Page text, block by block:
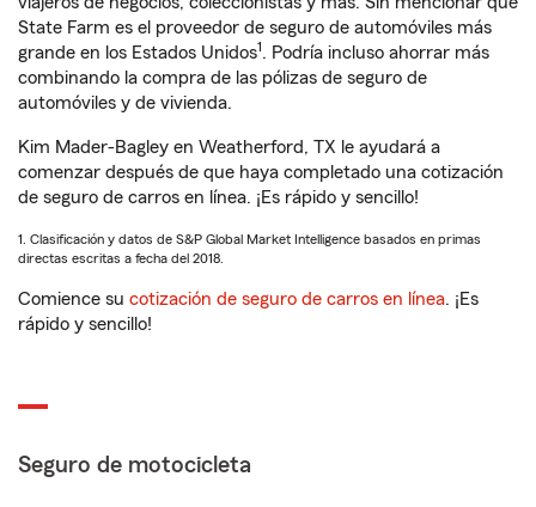
State Farm es el proveedor de seguro de automóviles más
grande en los Estados Unidos1. Podría incluso ahorrar más
combinando la compra de las pólizas de seguro de
automóviles y de vivienda.
Kim Mader-Bagley en Weatherford, TX le ayudará a
comenzar después de que haya completado una cotización
de seguro de carros en línea. ¡Es rápido y sencillo!
1. Clasificación y datos de S&P Global Market Intelligence basados en primas
directas escritas a fecha del 2018.
Comience su cotización de seguro de carros en línea. ¡Es
rápido y sencillo!
Seguro de motocicleta